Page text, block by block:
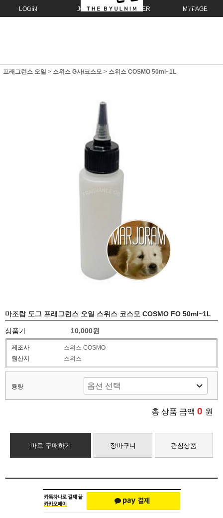
LOGIN JOIN ORDER MYPAGE
프래그런스 오일 > 스위스 G사/코스모 > 스위스 COSMO 50ml~1L
마조람 도그 프래그런스 오일 스위스 코스모 COSMO FO 50ml~1L
상품가 10,000원
제조사
스위스 COSMO
원산지
스위스
용량
총 상품 금액 0 원
바로 구매하기 장바구니 관심상품